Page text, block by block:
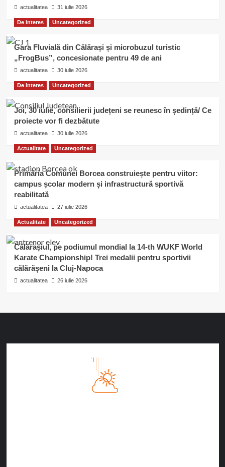
actualitatea 31 iulie 2026
De interes Uncategorized
Gara Fluvială din Călărași și microbuzul turistic
„FrogBus”, concesionate pentru 49 de ani
actualitatea 30 iulie 2026
De interes Uncategorized
Joi, 30 iulie, consilierii județeni se reunesc în ședință/ Ce
proiecte vor fi dezbătute
actualitatea 30 iulie 2026
Actualitate Uncategorized
Primăria Comunei Borcea construiește pentru viitor:
campus școlar modern și infrastructură sportivă
reabilitată
actualitatea 27 iulie 2026
Actualitate Uncategorized
Călărașiul, pe podiumul mondial la 14-th WUKF World
Karate Championship! Trei medalii pentru sportivii
călărășeni la Cluj-Napoca
actualitatea 26 iulie 2026
Călăraşi, RO
4:06 PM07/08/2026